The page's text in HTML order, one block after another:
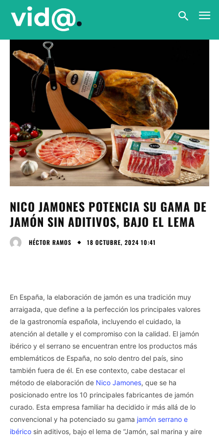
NICO JAMONES POTENCIA SU GAMA DE
JAMÓN SIN ADITIVOS, BAJO EL LEMA
HÉCTOR RAMOS 18 OCTUBRE, 2024 10:41
En España, la elaboración de jamón es una tradición muy
arraigada, que define a la perfección los principales valores
de la gastronomía española, incluyendo el cuidado, la
atención al detalle y el compromiso con la calidad. El jamón
ibérico y el serrano se encuentran entre los productos más
emblemáticos de España, no solo dentro del país, sino
también fuera de él. En ese contexto, cabe destacar el
método de elaboración de Nico Jamones, que se ha
posicionado entre los 10 principales fabricantes de jamón
curado. Esta empresa familiar ha decidido ir más allá de lo
convencional y ha potenciado su gama jamón serrano e
ibérico sin aditivos, bajo el lema de “Jamón, sal marina y aire